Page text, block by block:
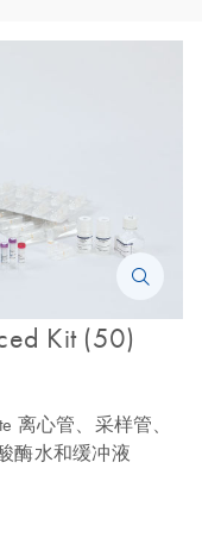
Kit (50)
离心管、采样管、
酶水和缓冲液